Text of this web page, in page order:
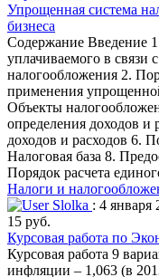
Упрощенная система
бизнеса
Содержание Введение
уплачиваемого в
налогообложения 2.
применения
Объекты
определения доходов и
доходов и расходов 6.
Налоговая база 8.
Порядок расчета
Налоги и
Slolka : 4 января
15 руб.
Курсовая работа по
Курсовая работа 9
инфляции – 1,063 (в